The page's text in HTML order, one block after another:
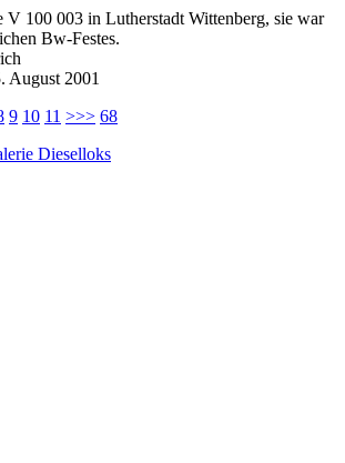
V 100 003 in Lutherstadt Wittenberg, sie war
Bw-Festes.
August 2001
9 10 11 >>> 68
Dieselloks